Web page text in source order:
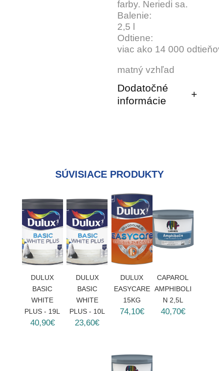
farby. Neriedi sa.
Balenie:
2,5 l
Odtiene:
viac ako 14 000
matný vzhľad
Dodatočné
informácie
SÚVISIACE PRODUKTY
DULUX
BASIC
WHITE
PLUS - 19L
40,90€
DULUX
BASIC
WHITE
PLUS - 10L
23,60€
DULUX
EASYCARE
15KG
74,10€
CAPAROL
AMPHIBOLI
N 2,5L
40,70€